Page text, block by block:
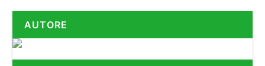
AUTORE